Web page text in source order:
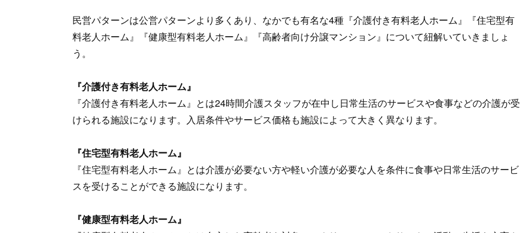
民営パターンは公営パターンより多くあり、なかでも有名な4種『介護付き有料老人ホーム』『住宅型有
料老人ホーム』『健康型有料老人ホーム』『高齢者向け分譲マンション』について紐解いていきましょ
う。
『介護付き有料老人ホーム』
『介護付き有料老人ホーム』とは24時間介護スタッフが在中し日常生活のサービスや食事などの介護が受
けられる施設になります。入居条件やサービス価格も施設によって大きく異なります。
『住宅型有料老人ホーム』
『住宅型有料老人ホーム』とは介護が必要ない方や軽い介護が必要な人を条件に食事や日常生活のサービ
スを受けることができる施設になります。
『健康型有料老人ホーム』